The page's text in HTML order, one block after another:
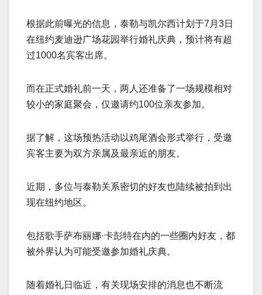
根据此前曝光的信息，泰勒与凯尔西计划于7月3日
在纽约麦迪逊广场花园举行婚礼庆典，预计将有超
过1000名宾客出席。
而在正式婚礼前一天，两人还准备了一场规模相对
较小的家庭聚会，仅邀请约100位亲友参加。
据了解，这场预热活动以鸡尾酒会形式举行，受邀
宾客主要为双方亲属及最亲近的朋友。
近期，多位与泰勒关系密切的好友也陆续被拍到出
现在纽约地区。
包括歌手萨布丽娜·卡彭特在内的一些圈内好友，都
被外界认为可能受邀参加婚礼庆典。
随着婚礼日临近，有关现场安排的消息也不断流